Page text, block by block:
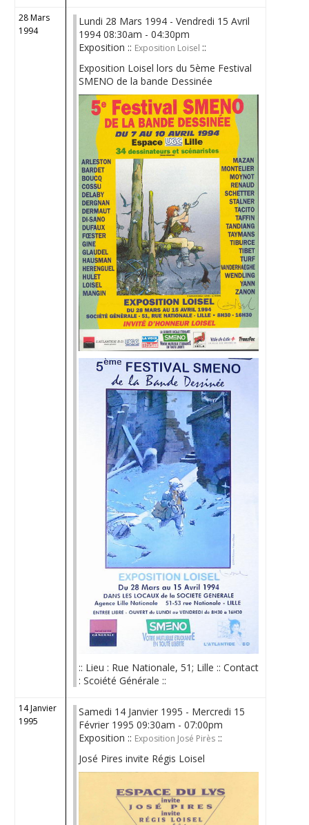
28 Mars
1994
Lundi 28 Mars 1994 - Vendredi 15 Avril
1994 08:30am - 04:30pm
Exposition :: Exposition Loisel ::
Exposition Loisel lors du 5ème Festival
SMENO de la bande Dessinée
:: Lieu : Rue Nationale, 51; Lille :: Contact
: Scoiété Générale ::
14 Janvier
1995
Samedi 14 Janvier 1995 - Mercredi 15
Février 1995 09:30am - 07:00pm
Exposition :: Exposition José Pirès ::
José Pires invite Régis Loisel